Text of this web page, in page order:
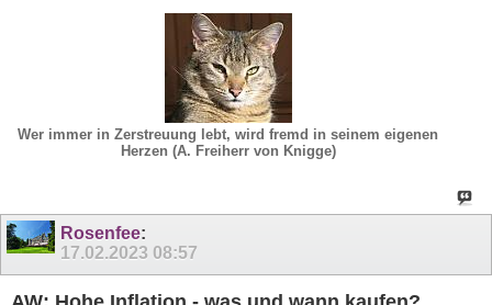
Wer immer in Zerstreuung lebt, wird fremd in seinem eigenen
Herzen (A. Freiherr von Knigge)
Rosenfee:
17.02.2023 08:57